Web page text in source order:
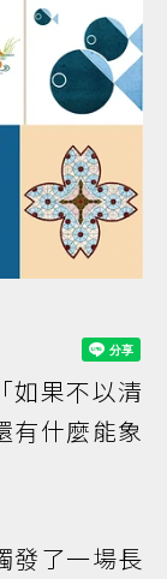
如果不以清
有什麼能象
發了一場長